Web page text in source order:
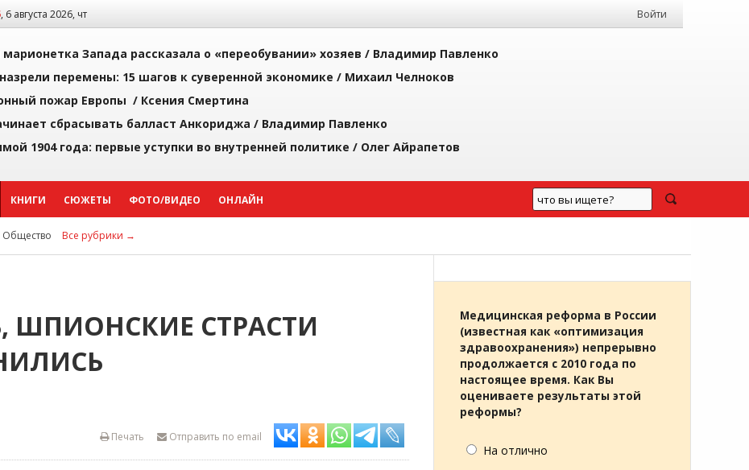
, 6 августа 2026, чт Войти
марионетка Запада рассказала о «переобувании» хозяев / Владимир Павленко
перемены: 15 шагов к суверенной экономике / Михаил Челноков
пожар Европы / Ксения Смертина
сбрасывать балласт Анкориджа / Владимир Павленко
1904 года: первые уступки во внутренней политике / Олег Айрапетов
КНИГИ СЮЖЕТЫ ФОТО/ВИДЕО ОНЛАЙН
Общество Все рубрики →
ШПИОНСКИЕ СТРАСТИ
Отправить по email
Печать
Медицинская реформа в России
(известная как «оптимизация
здравоохранения») непрерывно
продолжается с 2010 года по
настоящее время. Как Вы
оцениваете результаты этой
реформы?
На отлично